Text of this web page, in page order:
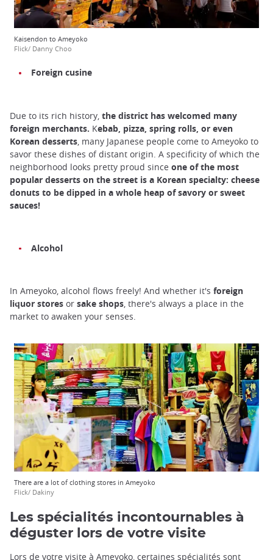
Kaisendon to Ameyoko
Flick/ Danny Choo
Foreign cusine
Due to its rich history, the district has welcomed many
foreign merchants. Kebab, pizza, spring rolls, or even
Korean desserts , many Japanese people come to Ameyoko to
savor these dishes of distant origin. A specificity of which the
neighborhood looks pretty proud since one of the most
popular desserts on the street is a Korean specialty: cheese
donuts to be dipped in a whole heap of savory or sweet
sauces!
Alcohol
In Ameyoko, alcohol flows freely! And whether it's foreign
liquor stores or sake shops, there's always a place in the
market to awaken your senses.
There are a lot of clothing stores in Ameyoko
Flick/ Dakiny
Les spécialités incontournables à
déguster lors de votre visite
Lors de votre visite à Ameyoko, certaines spécialités sont